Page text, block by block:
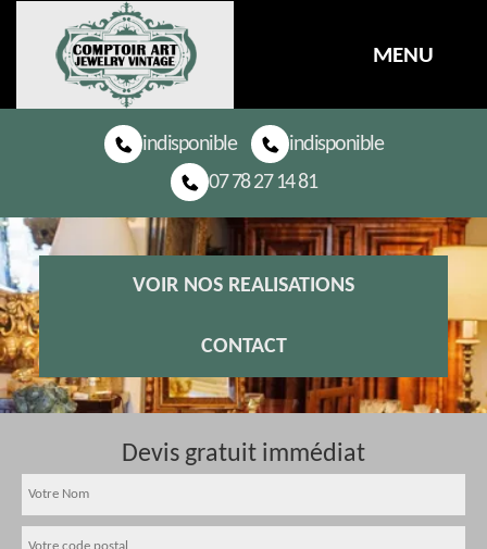
MENU
indisponible
indisponible
07 78 27 14 81
VOIR NOS REALISATIONS
CONTACT
Devis gratuit immédiat